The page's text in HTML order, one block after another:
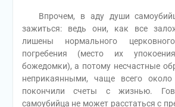
Впрочем, в аду души
зажиться: ведь они, как все
лишены нормального
погребения (место их
божедомки), а потому несчастные
неприкаянными, чаще всего
покончили счеты с жизнью.
самоубийца не может расстаться с